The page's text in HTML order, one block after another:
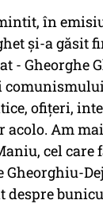
în
și-a
- Gheorghe
ofițeri,
Am
cel care
Gheorghiu-